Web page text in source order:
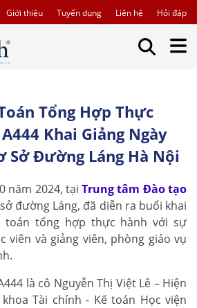
Giới thiệu Tuyển dụng Liên hệ Hỏi đáp
Tổng Hợp Thực
Khai Giảng Ngày
Sở Đường Láng Hà Nội
năm 2024, tạiTrung tâm Đào tạo
đường Láng, đã diễn ra buổi khai
toán tổng hợp thực hành với sự
viên và giảng viên, phòng giáo vụ
là cô Nguyễn Thị Việt Lê – Hiện
Tài chính - Kế toán Học viện